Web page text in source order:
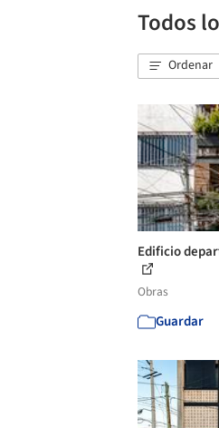
Todos
Ordenar
Edificio
Obras
Guardar